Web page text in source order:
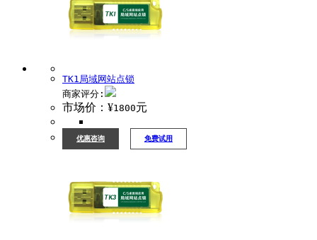
TK1局域网站点锁
商家评分:
市场价：¥1800元
优惠咨询 免费试用